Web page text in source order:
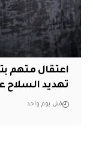
اعتقال متهم
تهديد السلاح
قبل يوم واحد